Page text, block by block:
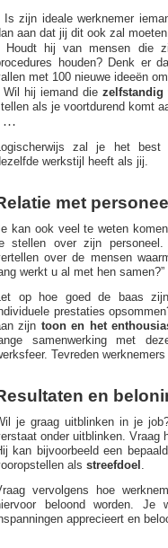
Is zijn ideale werknemer
aan dat jij dit ook zal
Houdt hij van mensen die
houden? Denk er
met 100 nieuwe ideeën
Wil hij iemand diezelfstandig
als je voortdurend komt
…
zal je het best
werkstijl heeft als jij.
met personeel
kan ook veel te weten
stellen over zijn personeel.
over de mensen
werkt u al met hen samen?”
op hoe goed de baas zijn
prestaties
zijn toon en het
samenwerking met
Tevreden
en
je graag uitblinken in je
onder uitblinken. Vraag
kan bijvoorbeeld een
als streefdoel
vervolgens hoe
beloond worden.
apprecieert en